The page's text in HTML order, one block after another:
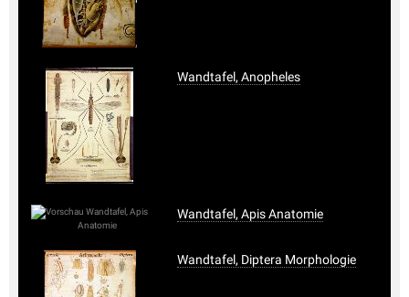
Wandtafel, Anopheles
Wandtafel, Apis Anatomie
Wandtafel, Diptera Morphologie